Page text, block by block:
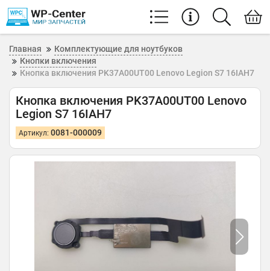
Главная
Комплектующие для ноутбуков
Кнопки включения
Кнопка включения PK37A00UT00 Lenovo Legion S7 16IAH7
Кнопка включения PK37A00UT00 Lenovo
Legion S7 16IAH7
Артикул: 0081-000009